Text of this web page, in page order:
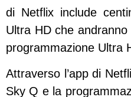
di Netflix include
Ultra HD che
programmazione Ultra
Attraverso l’app di
Sky Q e la